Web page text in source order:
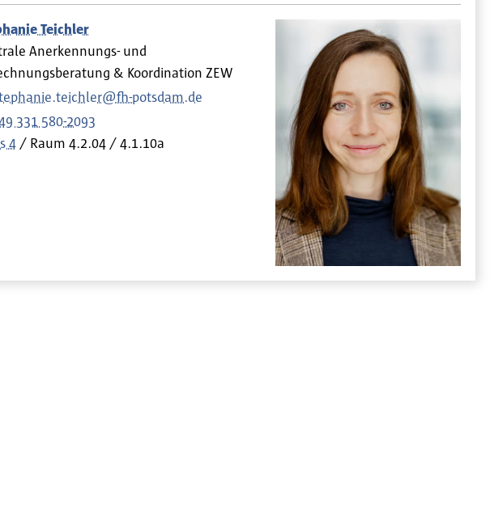
Teichler
Anerkennungs- und
& Koordination ZEW
potsdam.de
331 580-2093
4
Raum 4.2.04 / 4.1.10a